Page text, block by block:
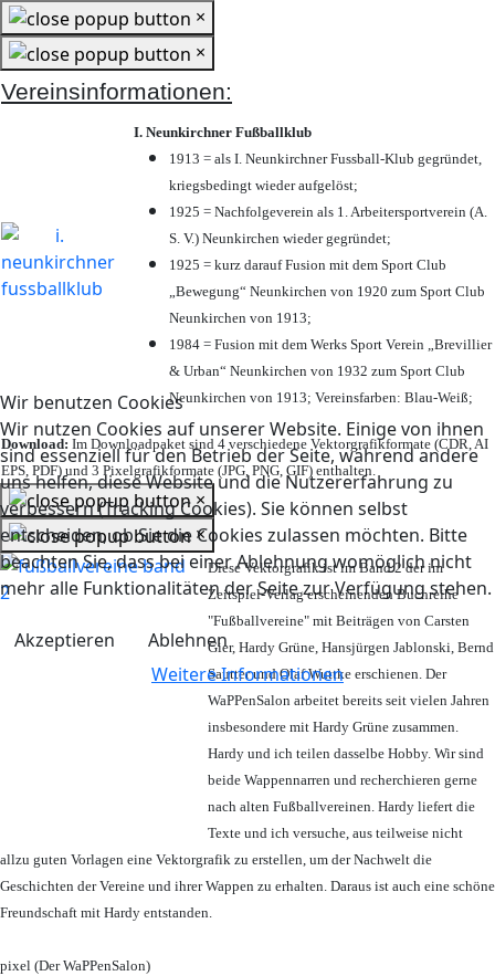
Wir benutzen Cookies
Wir nutzen Cookies auf unserer Website. Einige von ihnen
sind essenziell für den Betrieb der Seite, während andere
uns helfen, diese Website und die Nutzererfahrung zu
verbessern (Tracking Cookies). Sie können selbst
entscheiden, ob Sie die Cookies zulassen möchten. Bitte
beachten Sie, dass bei einer Ablehnung womöglich nicht
mehr alle Funktionalitäten der Seite zur Verfügung stehen.
Akzeptieren
Ablehnen
Weitere Informationen
×
×
Vereinsinformationen:
I. Neunkirchner Fußballklub
1913 = als I. Neunkirchner Fussball-Klub gegründet,
kriegsbedingt wieder aufgelöst;
1925 = Nachfolgeverein als 1. Arbeitersportverein (A.
S. V.) Neunkirchen wieder gegründet;
1925 = kurz darauf Fusion mit dem Sport Club
„Bewegung“ Neunkirchen von 1920 zum Sport Club
Neunkirchen von 1913;
1984 = Fusion mit dem Werks Sport Verein „Brevillier
& Urban“ Neunkirchen von 1932 zum Sport Club
Neunkirchen von 1913; Vereinsfarben: Blau-Weiß;
Download: Im Downloadpaket sind 4 verschiedene Vektorgrafikformate (CDR, AI
EPS, PDF) und 3 Pixelgrafikformate (JPG, PNG, GIF) enthalten.
×
×
Diese Vektorgrafik ist im Band 2 der im
Zeitspiel-Verlag erscheinenden Buchreihe
"Fußballvereine" mit Beiträgen von Carsten
Gier, Hardy Grüne, Hansjürgen Jablonski, Bernd
Sautter und Olaf Wuttke erschienen. Der
WaPPenSalon arbeitet bereits seit vielen Jahren
insbesondere mit Hardy Grüne zusammen.
Hardy und ich teilen dasselbe Hobby. Wir sind
beide Wappennarren und recherchieren gerne
nach alten Fußballvereinen. Hardy liefert die
Texte und ich versuche, aus teilweise nicht
allzu guten Vorlagen eine Vektorgrafik zu erstellen, um der Nachwelt die
Geschichten der Vereine und ihrer Wappen zu erhalten. Daraus ist auch eine schöne
Freundschaft mit Hardy entstanden.
pixel (Der WaPPenSalon)